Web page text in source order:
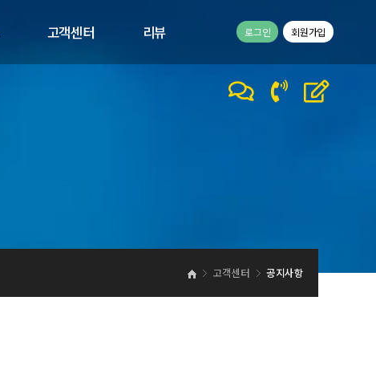
고객센터 리뷰 로그인 회원가입
고객센터 공지사항